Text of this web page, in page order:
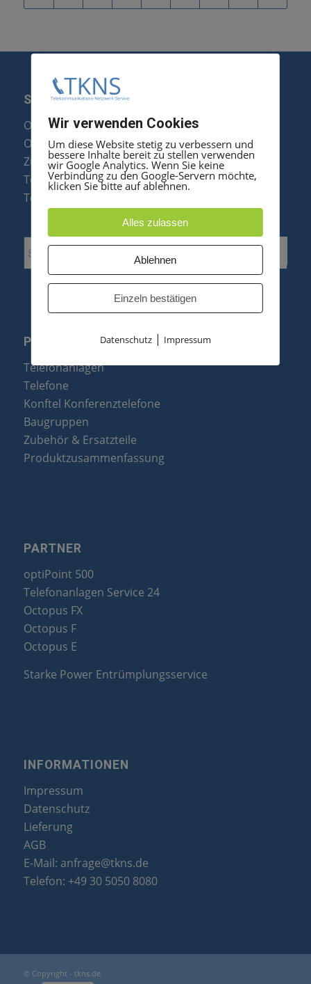
SERVICE
Optipoint Display Reparatur
Octophon F Display Reparatur
Zubehör & Ersatzteile
Telefonanlagen Optimierung
Telefonanlagen Erweiterung
PRODUKTE
Telefonanlagen
Telefone
Konftel Konferenztelefone
Baugruppen
Zubehör & Ersatzteile
Produktzusammenfassung
PARTNER
optiPoint 500
Telefonanlagen Service 24
Octopus FX
Octopus F
Octopus E
Starke Power Entrümplungsservice
INFORMATIONEN
Impressum
Datenschutz
Lieferung
AGB
E-Mail: anfrage@tkns.de
Telefon: +49 30 5050 8080
© Copyright - tkns.de
Wir verwenden Cookies
Um diese Website stetig zu verbessern und
bessere Inhalte bereit zu stellen verwenden
wir Google Analytics. Wenn Sie keine
Verbindung zu den Google-Servern möchte,
klicken Sie bitte auf ablehnen.
Alles zulassen
Ablehnen
Einzeln bestätigen
Datenschutz| Impressum